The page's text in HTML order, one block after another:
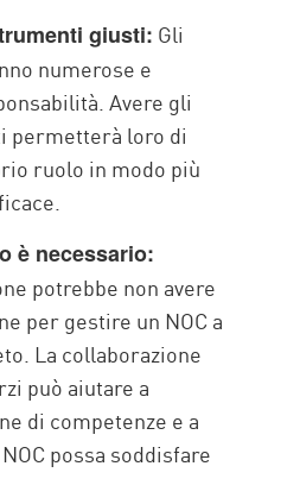
giusti: Gli
numerose e
Avere gli
permetterà loro di
ruolo in modo più
è necessario:
potrebbe non avere
per gestire un NOC a
La collaborazione
può aiutare a
di competenze e a
possa soddisfare